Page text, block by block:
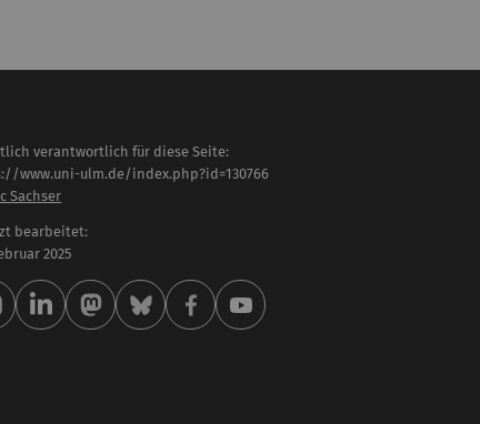
verantwortlich für diese Seite:
www.uni-ulm.de/index.php?id=130766
Sachser
bearbeitet:
2025